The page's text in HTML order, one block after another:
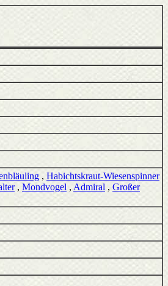
, Habichtskraut-Wiesenspinner
, Mondvogel , Admiral , Großer